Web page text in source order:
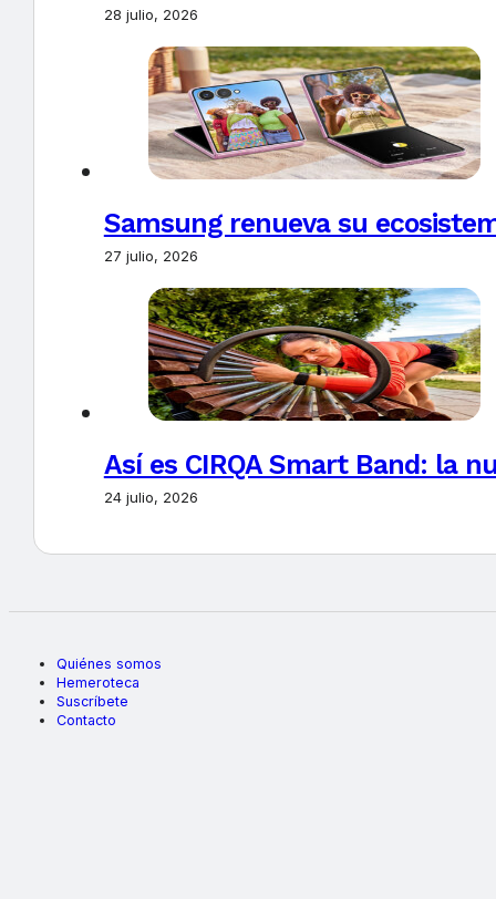
28 julio, 2026
Samsung renueva su
27 julio, 2026
Así es CIRQA Smart Band: la
24 julio, 2026
Quiénes somos
Hemeroteca
Suscríbete
Contacto